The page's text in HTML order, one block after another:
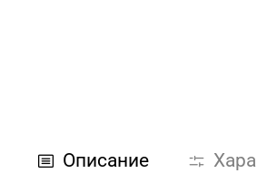
Описание